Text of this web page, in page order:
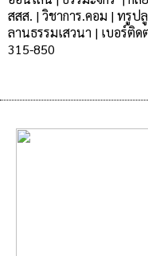
สสส. |วิชาการ.คอม |ทรูป
ลานธรรมเสวนา | เบอร์ติด
315-850